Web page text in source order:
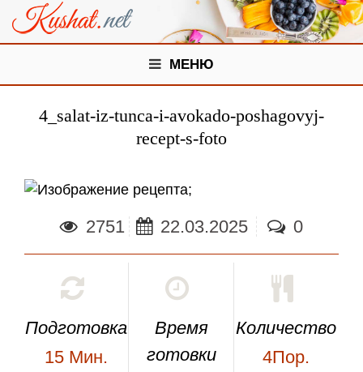
МЕНЮ
4_salat-iz-tunca-i-avokado-poshagovyj-
recept-s-foto
;
2751 22.03.2025 0
Подготовка
15 Мин.
Время
готовки
Количество
4Пор.